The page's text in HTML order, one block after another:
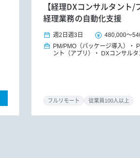
【経理DXコンサルタント
経理業務の自動化支援
週2日 週3日 480,000～
PM/PMO（パッケージ導入）
ント（アプリ）
DXコンサルタ
フルリモート 従業員100人以上